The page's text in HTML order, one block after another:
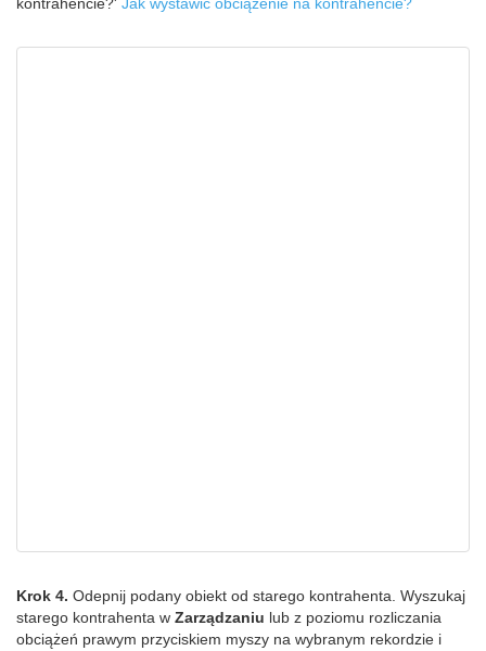
Krok 4. Odepnij podany obiekt od starego kontrahenta. Wyszukaj
starego kontrahenta w Zarządzaniu lub z poziomu rozliczania
obciążeń prawym przyciskiem myszy na wybranym rekordzie i